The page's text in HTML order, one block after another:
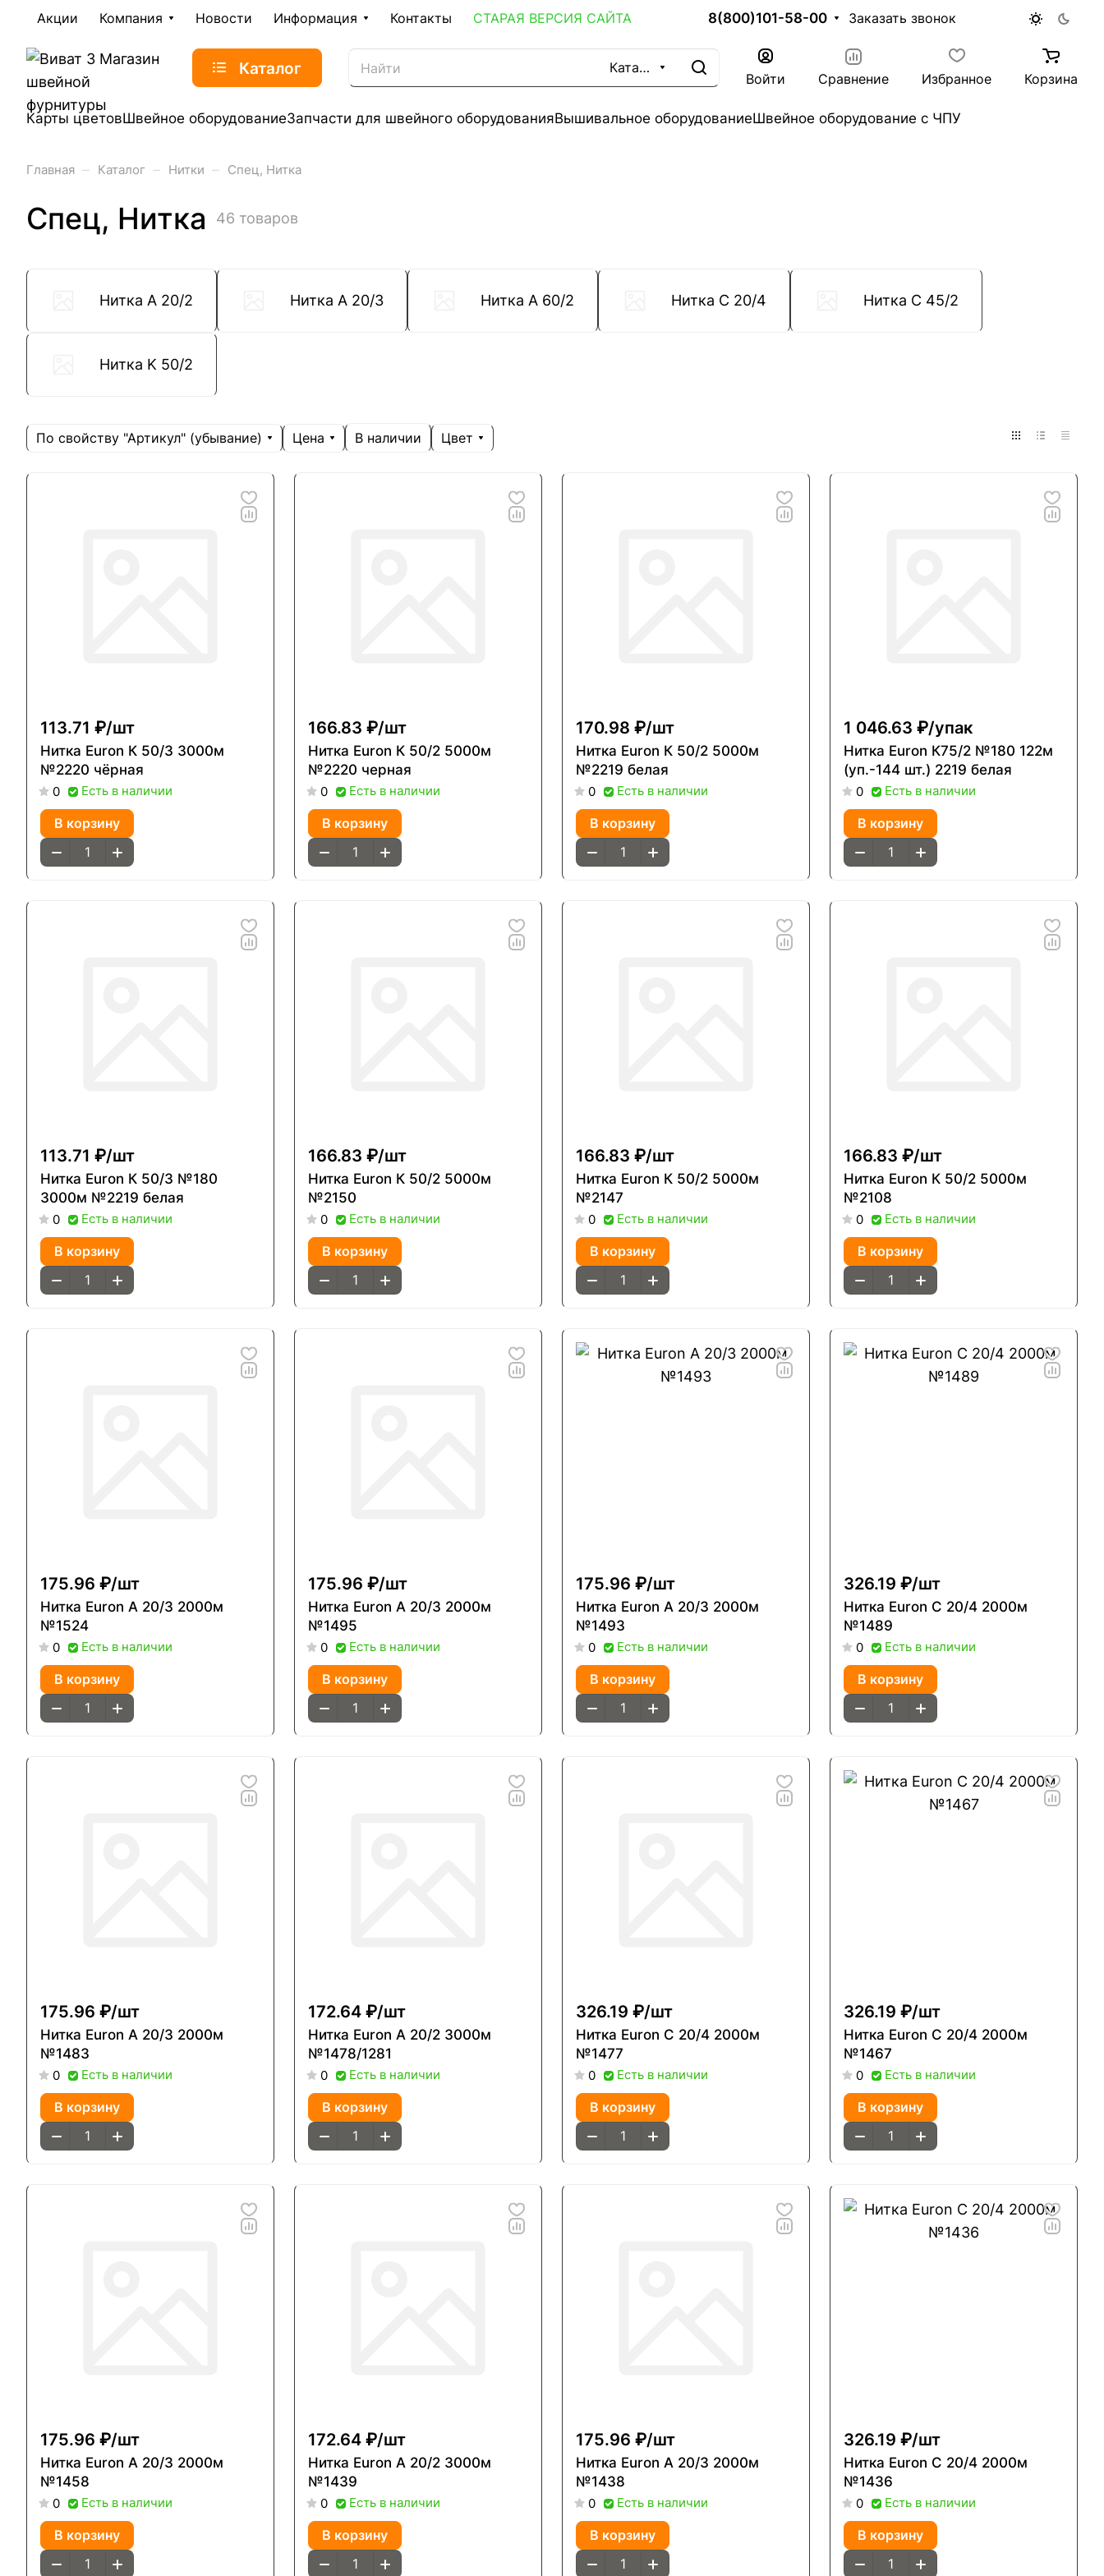
Акции Компания Новости Информация Контакты СТАРАЯ ВЕРСИЯ САЙТА 8(800)101-58-00 Заказать звонок
Каталог Каталог
Войти Сравнение Избранное Корзина
Карты цветовШвейное оборудованиеЗапчасти для швейного оборудованияВышивальное оборудованиеШвейное оборудование с ЧПУ
Главная – Каталог – Нитки – Спец, Нитка
Спец, Нитка 46 товаров
Нитка A 20/2 Нитка A 20/3 Нитка A 60/2 Нитка C 20/4 Нитка C 45/2
Нитка K 50/2
По свойству "Артикул" (убывание) Цена В наличии Цвет
113.71 ₽/шт
Нитка Euron К 50/3 3000м
№2220 чёрная
0 Есть в наличии
В корзину
166.83 ₽/шт
Нитка Euron К 50/2 5000м
№2220 черная
0 Есть в наличии
В корзину
170.98 ₽/шт
Нитка Euron К 50/2 5000м
№2219 белая
0 Есть в наличии
В корзину
1 046.63 ₽/упак
Нитка Euron К75/2 №180 122м
(уп.-144 шт.) 2219 белая
0 Есть в наличии
В корзину
113.71 ₽/шт
Нитка Euron К 50/3 №180
3000м №2219 белая
0 Есть в наличии
В корзину
166.83 ₽/шт
Нитка Euron К 50/2 5000м
№2150
0 Есть в наличии
В корзину
166.83 ₽/шт
Нитка Euron К 50/2 5000м
№2147
0 Есть в наличии
В корзину
166.83 ₽/шт
Нитка Euron К 50/2 5000м
№2108
0 Есть в наличии
В корзину
175.96 ₽/шт
Нитка Euron A 20/3 2000м
№1524
0 Есть в наличии
В корзину
175.96 ₽/шт
Нитка Euron A 20/3 2000м
№1495
0 Есть в наличии
В корзину
175.96 ₽/шт
Нитка Euron A 20/3 2000м
№1493
0 Есть в наличии
В корзину
326.19 ₽/шт
Нитка Euron С 20/4 2000м
№1489
0 Есть в наличии
В корзину
175.96 ₽/шт
Нитка Euron A 20/3 2000м
№1483
0 Есть в наличии
В корзину
172.64 ₽/шт
Нитка Euron A 20/2 3000м
№1478/1281
0 Есть в наличии
В корзину
326.19 ₽/шт
Нитка Euron С 20/4 2000м
№1477
0 Есть в наличии
В корзину
326.19 ₽/шт
Нитка Euron С 20/4 2000м
№1467
0 Есть в наличии
В корзину
175.96 ₽/шт
Нитка Euron A 20/3 2000м
№1458
0 Есть в наличии
В корзину
172.64 ₽/шт
Нитка Euron A 20/2 3000м
№1439
0 Есть в наличии
В корзину
175.96 ₽/шт
Нитка Euron A 20/3 2000м
№1438
0 Есть в наличии
В корзину
326.19 ₽/шт
Нитка Euron С 20/4 2000м
№1436
0 Есть в наличии
В корзину